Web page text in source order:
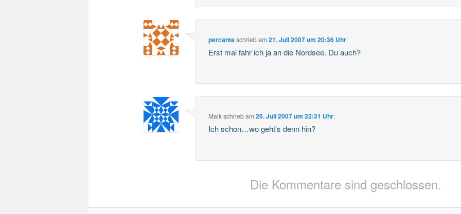
percantaschriebam21. Juli 2007 um 20:36 Uhr:
Erst mal fahr ich ja an die Nordsee. Du auch?
Maikschriebam26. Juli 2007 um 22:31 Uhr:
Ich schon…wo geht’s denn hin?
Die Kommentare sind geschlossen.